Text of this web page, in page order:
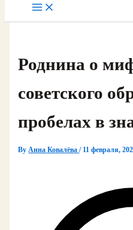
Роднина о
советского
пробелах в
ByАнна Ковалёва/ 11 февраля,